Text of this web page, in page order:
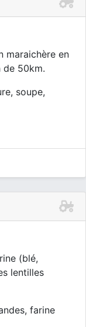
maraichère en
de 50km.
soupe,
(blé,
lentilles
farine